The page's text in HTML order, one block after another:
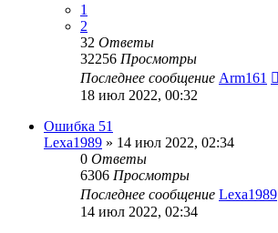
1
2
32 Ответы
32256 Просмотры
Последнее сообщение Arm161
18 июл 2022, 00:32
Ошибка 51
Lexa1989 » 14 июл 2022, 02:34
0 Ответы
6306 Просмотры
Последнее сообщение Lexa1989
14 июл 2022, 02:34